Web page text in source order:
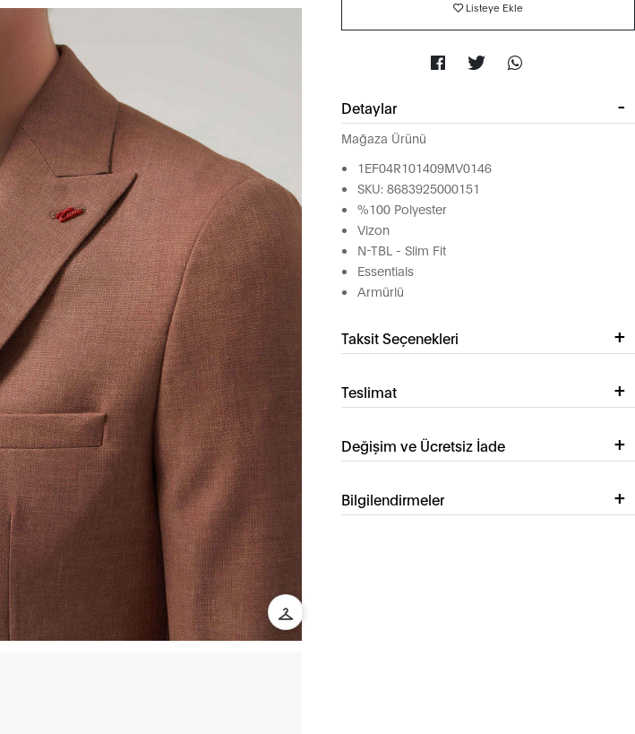
Listeye Ekle
Detaylar
Mağaza Ürünü
1EF04R101409MV0146
SKU: 8683925000151
%100 Polyester
Vizon
N-TBL - Slim Fit
Essentials
Armürlü
Taksit Seçenekleri
Teslimat
Değişim ve Ücretsiz İade
Bilgilendirmeler